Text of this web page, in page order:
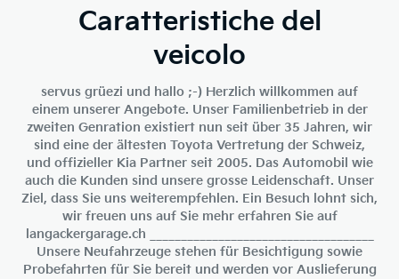
Caratteristiche del
veicolo
servus grüezi und hallo ;-) Herzlich willkommen auf
einem unserer Angebote. Unser Familienbetrieb in der
zweiten Genration existiert nun seit über 35 Jahren, wir
sind eine der ältesten Toyota Vertretung der Schweiz,
und offizieller Kia Partner seit 2005. Das Automobil wie
auch die Kunden sind unsere grosse Leidenschaft. Unser
Ziel, dass Sie uns weiterempfehlen. Ein Besuch lohnt sich,
wir freuen uns auf Sie mehr erfahren Sie auf
langackergarage.ch ____________________________________
Unsere Neufahrzeuge stehen für Besichtigung sowie
Probefahrten für Sie bereit und werden vor Auslieferung